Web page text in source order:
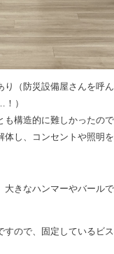
り（防災設備屋さんを呼
）
も構造的に難しかったので
体し、コンセントや照明
大きなハンマーやバール
すので、固定しているビ